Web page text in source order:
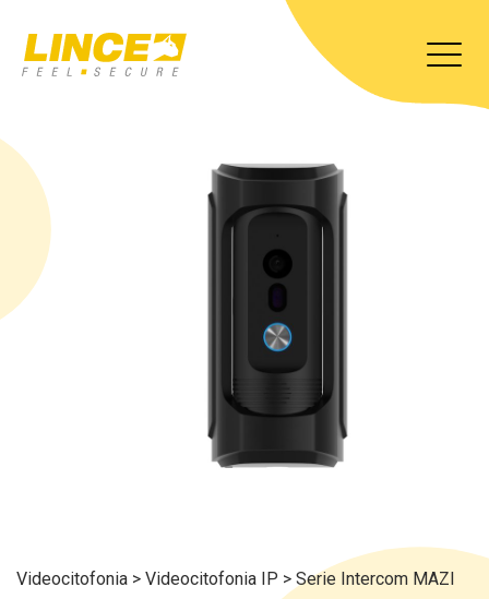
Videocitofonia > Videocitofonia IP > Serie Intercom MAZI